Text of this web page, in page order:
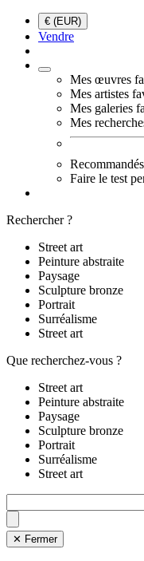
€ (EUR)
Vendre
Mes œuvres
Mes artistes
Mes galeries
Mes
Faire le test
Rechercher ?
Street art
Peinture abstraite
Paysage
Sculpture bronze
Portrait
Surréalisme
Street art
Que recherchez-vous ?
Street art
Peinture abstraite
Paysage
Sculpture bronze
Portrait
Surréalisme
Street art
✕ Fermer